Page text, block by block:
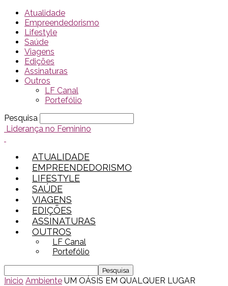
Atualidade
Empreendedorismo
Lifestyle
Saúde
Viagens
Edições
Assinaturas
Outros
LF Canal
Portefólio
Pesquisa
Liderança no Feminino
ATUALIDADE
EMPREENDEDORISMO
LIFESTYLE
SAÚDE
VIAGENS
EDIÇÕES
ASSINATURAS
OUTROS
LF Canal
Portefólio
Inicio Ambiente UM OÁSIS EM QUALQUER LUGAR